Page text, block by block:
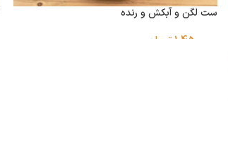
ست لگن و آبکش و رنده
1,450,000تومان